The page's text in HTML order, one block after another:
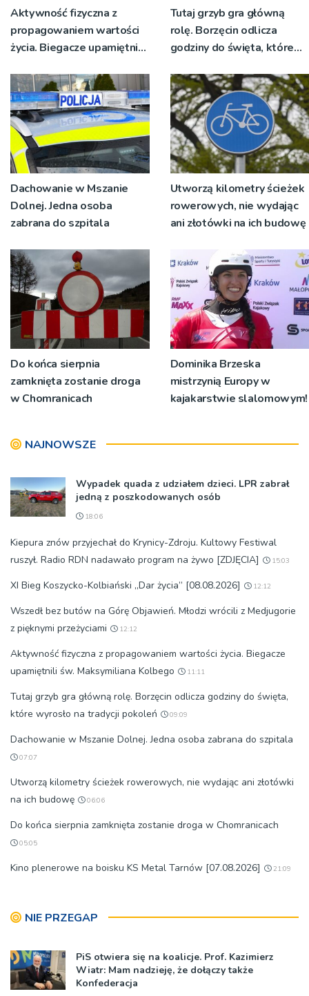
Aktywność fizyczna z
propagowaniem wartości
życia. Biegacze upamiętnili
Tutaj grzyb gra główną
rolę. Borzęcin odlicza
godziny do święta, które
pokoleń
Dachowanie w Mszanie
Dolnej. Jedna osoba
zabrana do szpitala
Utworzą kilometry ścieżek
rowerowych, nie wydając
ani złotówki na ich budowę
Do końca sierpnia
zamknięta zostanie droga
w Chomranicach
Dominika Brzeska
mistrzynią Europy w
kajakarstwie slalomowym!
NAJNOWSZE
Wypadek quada z udziałem dzieci. LPR zabrał
jedną z poszkodowanych osób
18:06
Kiepura znów przyjechał do Krynicy-Zdroju. Kultowy Festiwal
ruszył. Radio RDN nadawało program na żywo [ZDJĘCIA]
15:03
XI Bieg Koszycko-Kolbiański „Dar życia” [08.08.2026] 12:12
Wszedł bez butów na Górę Objawień. Młodzi wrócili z Medjugorie
z pięknymi przeżyciami
12:12
Aktywność fizyczna z propagowaniem wartości życia. Biegacze
upamiętnili św. Maksymiliana Kolbego
11:11
Tutaj grzyb gra główną rolę. Borzęcin odlicza godziny do święta,
które wyrosło na tradycji pokoleń
09:09
Dachowanie w Mszanie Dolnej. Jedna osoba zabrana do szpitala
07:07
Utworzą kilometry ścieżek rowerowych, nie wydając ani złotówki
na ich budowę
06:06
Do końca sierpnia zamknięta zostanie droga w Chomranicach
05:05
Kino plenerowe na boisku KS Metal Tarnów [07.08.2026] 21:09
NIE PRZEGAP
PiS otwiera się na koalicje. Prof. Kazimierz
Wiatr: Mam nadzieję, że dołączy także
Konfederacja